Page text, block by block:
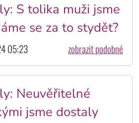
S tolika muži jsme
se za to stydět?
05:23 zobrazit podobné
Neuvěřitelné
jsme dostaly